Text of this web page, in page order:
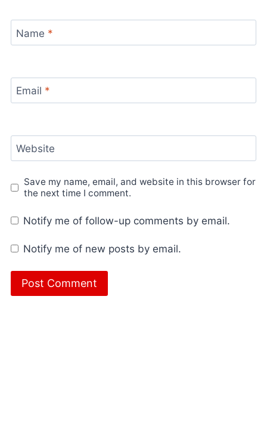
Name *
Email *
Website
Save my name, email, and website in this browser for
the next time I comment.
Notify me of follow-up comments by email.
Notify me of new posts by email.